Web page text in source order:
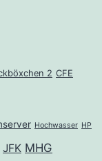
2 CFE
Hochwasser HP
JFK MHG